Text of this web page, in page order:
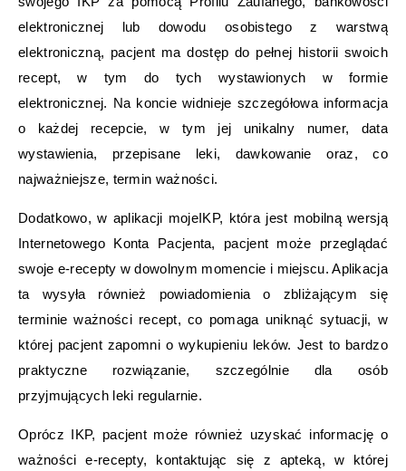
elektronicznej lub dowodu osobistego z warstwą
elektroniczną, pacjent ma dostęp do pełnej historii swoich
recept, w tym do tych wystawionych w formie
elektronicznej. Na koncie widnieje szczegółowa informacja
o każdej recepcie, w tym jej unikalny numer, data
wystawienia, przepisane leki, dawkowanie oraz, co
najważniejsze, termin ważności.
Dodatkowo, w aplikacji mojeIKP, która jest mobilną wersją
Internetowego Konta Pacjenta, pacjent może przeglądać
swoje e-recepty w dowolnym momencie i miejscu. Aplikacja
ta wysyła również powiadomienia o zbliżającym się
terminie ważności recept, co pomaga uniknąć sytuacji, w
której pacjent zapomni o wykupieniu leków. Jest to bardzo
praktyczne rozwiązanie, szczególnie dla osób
przyjmujących leki regularnie.
Oprócz IKP, pacjent może również uzyskać informację o
ważności e-recepty, kontaktując się z apteką, w której